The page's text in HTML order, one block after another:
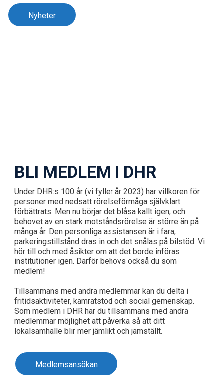
Nyheter
BLI MEDLEM I DHR
Under DHR:s 100 år (vi fyller år 2023) har villkoren för
personer med nedsatt rörelseförmåga självklart
förbättrats. Men nu börjar det blåsa kallt igen, och
behovet av en stark motståndsrörelse är större än på
många år. Den personliga assistansen är i fara,
parkeringstillstånd dras in och det snålas på bilstöd. Vi
hör till och med åsikter om att det borde införas
institutioner igen. Därför behövs också du som
medlem!
Tillsammans med andra medlemmar kan du delta i
fritidsaktiviteter, kamratstöd och social gemenskap.
Som medlem i DHR har du tillsammans med andra
medlemmar möjlighet att påverka så att ditt
lokalsamhälle blir mer jämlikt och jämställt.
Medlemsansökan